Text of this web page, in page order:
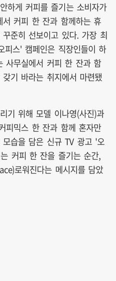
하게 커피를 즐기는 소비자가
커피 한 잔과 함께하는 휴
준히 선보이고 있다. 가장 최
스' 캠페인은 직장인들이 하
사무실에서 커피 한 잔과 함
기 바라는 취지에서 마련됐
기 위해 모델 이나영(사진)과
피믹스 한 잔과 함께 혼자만
습을 담은 신규 TV 광고 '오
커피 한 잔을 즐기는 순간,
로워진다는 메시지를 담았